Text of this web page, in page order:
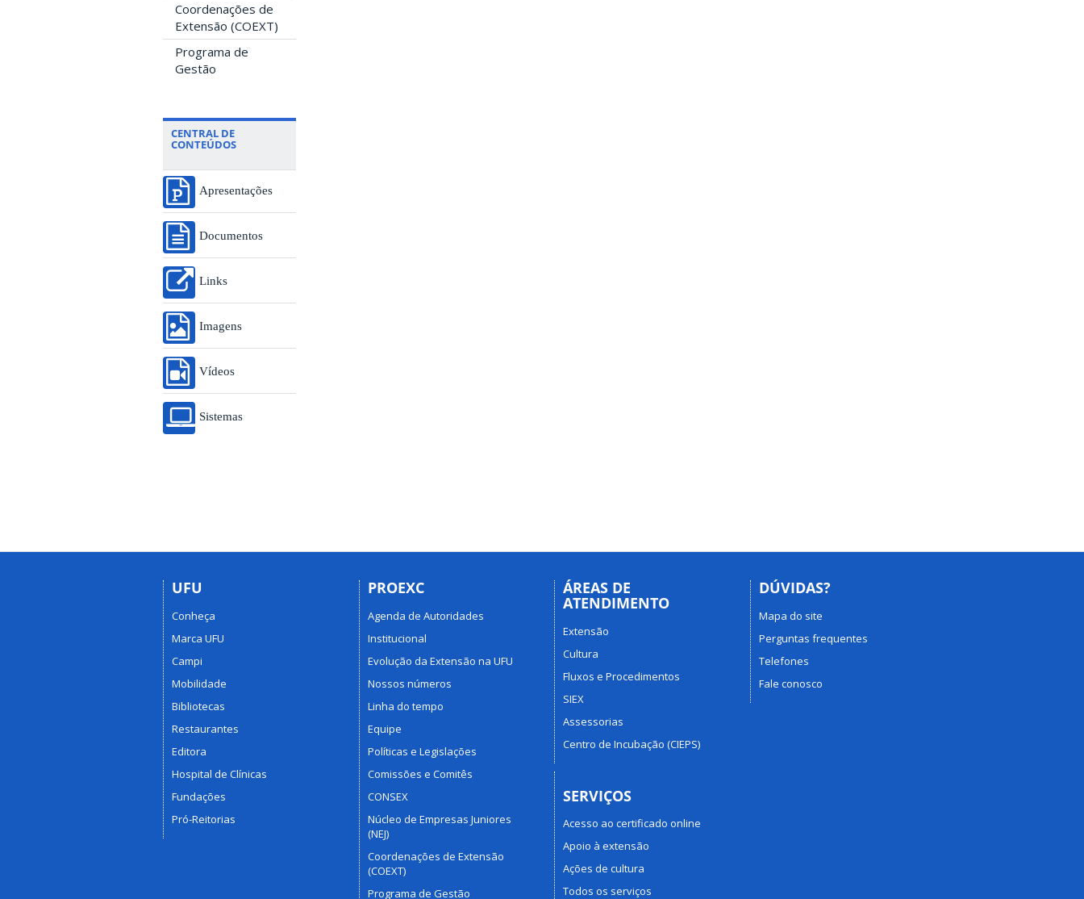
Coordenações de
Extensão (COEXT)
Programa de
Gestão
CENTRAL DE
CONTEÚDOS
Apresentações
Documentos
Links
Imagens
Vídeos
Sistemas
UFU
Conheça
Marca UFU
Campi
Mobilidade
Bibliotecas
Restaurantes
Editora
Hospital de Clínicas
Fundações
Pró-Reitorias
PROEXC
Agenda de Autoridades
Institucional
Evolução da Extensão na UFU
Nossos números
Linha do tempo
Equipe
Políticas e Legislações
Comissões e Comitês
CONSEX
Núcleo de Empresas Juniores
(NEJ)
Coordenações de Extensão
(COEXT)
Programa de Gestão
ÁREAS DE
ATENDIMENTO
Extensão
Cultura
Fluxos e Procedimentos
SIEX
Assessorias
Centro de Incubação (CIEPS)
SERVIÇOS
Acesso ao certificado online
Apoio à extensão
Ações de cultura
Todos os serviços
DÚVIDAS?
Mapa do site
Perguntas frequentes
Telefones
Fale conosco